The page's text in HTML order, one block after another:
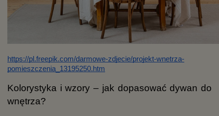
https://pl.freepik.com/darmowe-zdjecie/projekt-wnetrza-
pomieszczenia_13195250.htm
Kolorystyka i wzory – jak dopasować dywan do
wnętrza?